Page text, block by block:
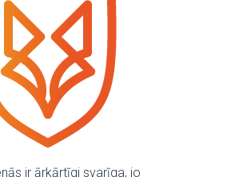
ir ārkārtīgi svarīga, jo